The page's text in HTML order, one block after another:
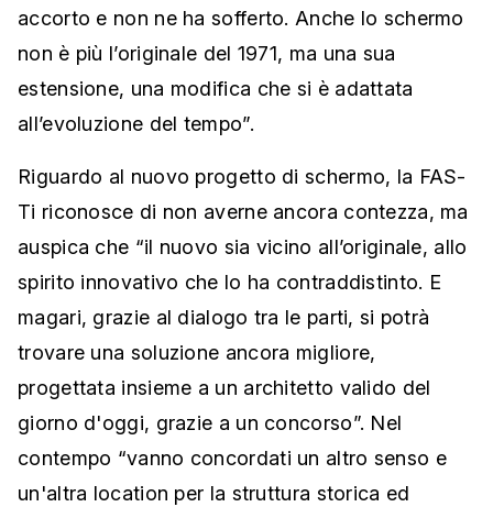
accorto e non ne ha sofferto. Anche lo schermo
non è più l’originale del 1971, ma una sua
estensione, una modifica che si è adattata
all’evoluzione del tempo”.
Riguardo al nuovo progetto di schermo, la FAS-
Ti riconosce di non averne ancora contezza, ma
auspica che “il nuovo sia vicino all’originale, allo
spirito innovativo che lo ha contraddistinto. E
magari, grazie al dialogo tra le parti, si potrà
trovare una soluzione ancora migliore,
progettata insieme a un architetto valido del
giorno d'oggi, grazie a un concorso”. Nel
contempo “vanno concordati un altro senso e
un'altra location per la struttura storica ed